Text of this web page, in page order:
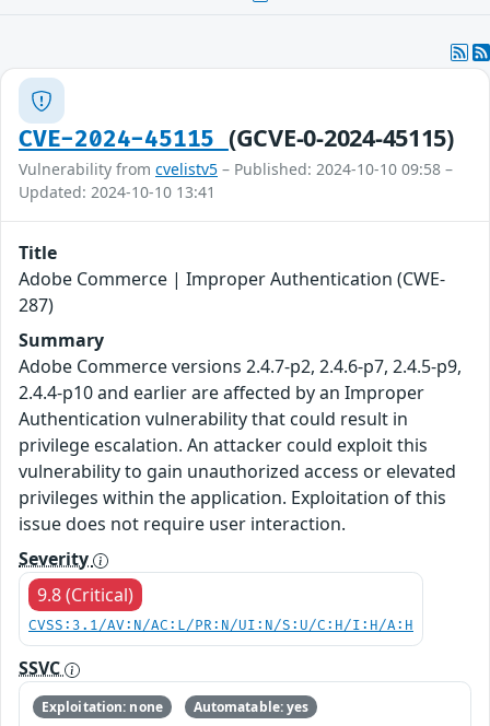
CVE-2024-45115 (GCVE-0-2024-45115)
Vulnerability from cvelistv5 – Published: 2024-10-10 09:58 –
Updated: 2024-10-10 13:41
Title
Adobe Commerce | Improper Authentication (CWE-
287)
Summary
Adobe Commerce versions 2.4.7-p2, 2.4.6-p7, 2.4.5-p9,
2.4.4-p10 and earlier are affected by an Improper
Authentication vulnerability that could result in
privilege escalation. An attacker could exploit this
vulnerability to gain unauthorized access or elevated
privileges within the application. Exploitation of this
issue does not require user interaction.
Severity
9.8 (Critical)
CVSS:3.1/AV:N/AC:L/PR:N/UI:N/S:U/C:H/I:H/A:H
SSVC
Exploitation: none
Automatable: yes